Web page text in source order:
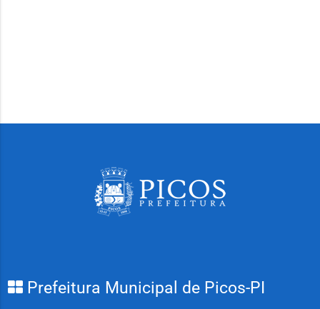
Prefeitura Municipal de Picos-PI